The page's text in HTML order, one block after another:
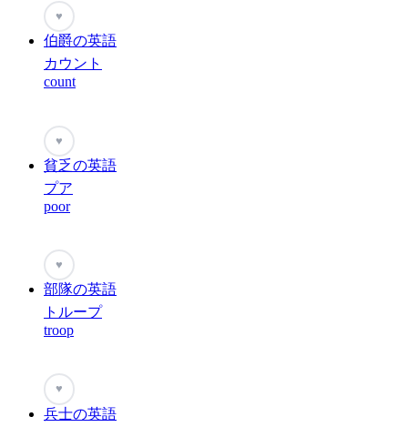
♥
伯爵の英語
カウント
count
♥
貧乏の英語
プア
poor
♥
部隊の英語
トループ
troop
♥
兵士の英語